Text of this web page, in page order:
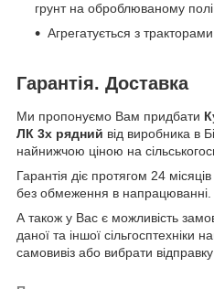
грунт на оброблюваному
Агрегатується з
Гарантія. Доставка
Ми пропонуємо Вам придбати
ЛК 3х рядний від виробника в
найнижчою ціною на
Гарантія діє протягом 24
без обмеження в напрацюванні.
А також у Вас є можливість
даної та іншої
самовивіз або вибрати